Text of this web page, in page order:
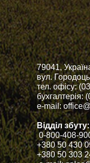
79041,
вул.
тел. офісу:
бухгалтерія:
e-mail:
Відділ збуту:
0-800-408-
+380 50 430
+380 50 303